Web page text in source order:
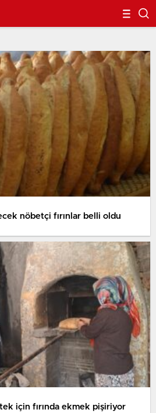
nöbetçi fırınlar belli oldu
için fırında ekmek pişiriyor